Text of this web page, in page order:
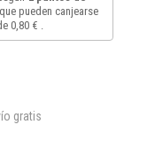
que pueden canjearse
0,80 €
gratis